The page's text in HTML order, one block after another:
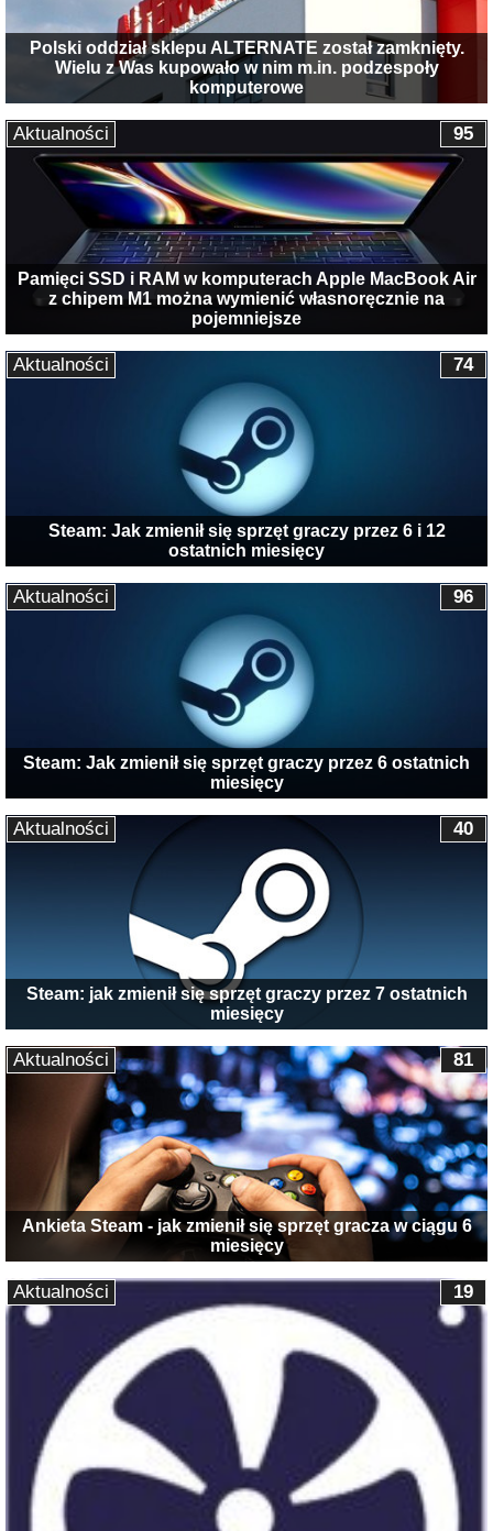
Polski oddział sklepu ALTERNATE został zamknięty.
Wielu z Was kupowało w nim m.in. podzespoły
komputerowe
Pamięci SSD i RAM w komputerach Apple MacBook Air
z chipem M1 można wymienić własnoręcznie na
pojemniejsze
95
Aktualności
Steam: Jak zmienił się sprzęt graczy przez 6 i 12
ostatnich miesięcy
74
Aktualności
Steam: Jak zmienił się sprzęt graczy przez 6 ostatnich
miesięcy
96
Aktualności
Steam: jak zmienił się sprzęt graczy przez 7 ostatnich
miesięcy
40
Aktualności
Ankieta Steam - jak zmienił się sprzęt gracza w ciągu 6
miesięcy
81
Aktualności
19
Aktualności